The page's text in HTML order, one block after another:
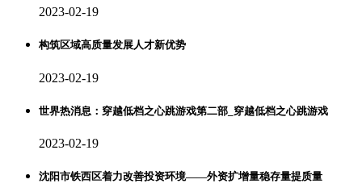
2023-02-19
构筑区域高质量发展人才新优势
2023-02-19
世界热消息：穿越低档之心跳游戏第二部_穿越低档之心跳游戏
2023-02-19
沈阳市铁西区着力改善投资环境——外资扩增量稳存量提质量